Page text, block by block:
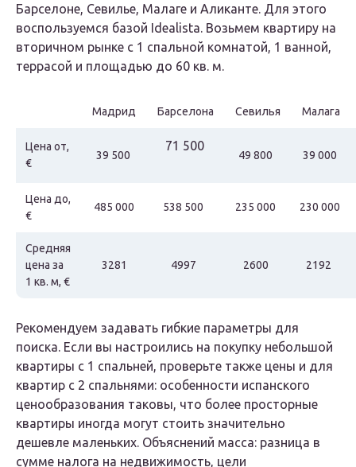
Барселоне, Севилье, Малаге и Аликанте. Для этого
воспользуемся базой Idealista. Возьмем квартиру на
вторичном рынке с 1 спальной комнатой, 1 ванной,
террасой и площадью до 60 кв. м.
Мадрид Барселона Севилья Малага
Цена от,
€
39 500
71 500
49 800 39 000
Цена до,
€
485 000 538 500 235 000 230 000
Средняя
цена за
1 кв. м, €
3281 4997 2600 2192
Рекомендуем задавать гибкие параметры для
поиска. Если вы настроились на покупку небольшой
квартиры с 1 спальней, проверьте также цены и для
квартир с 2 спальнями: особенности испанского
ценообразования таковы, что более просторные
квартиры иногда могут стоить значительно
дешевле маленьких. Объяснений масса: разница в
сумме налога на недвижимость, цели